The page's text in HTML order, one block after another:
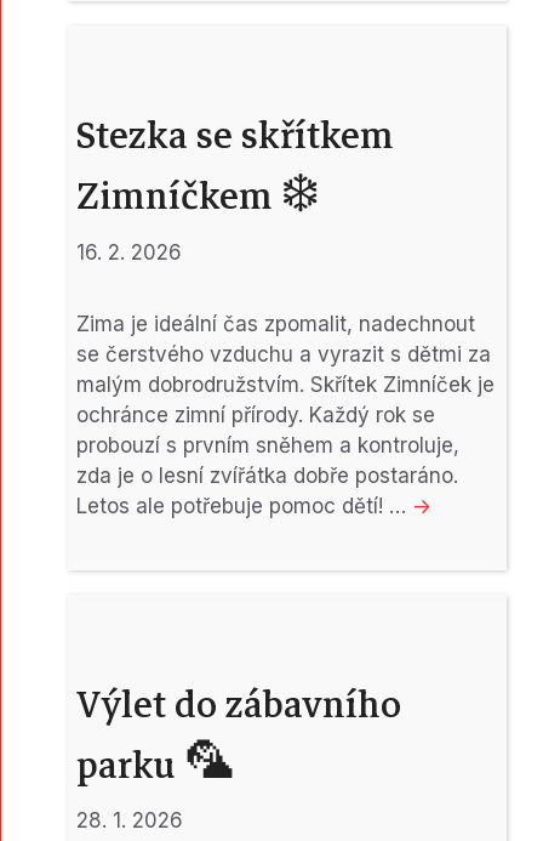
Stezka se skřítkem
Zimníčkem ❄️
16. 2. 2026
Zima je ideální čas zpomalit, nadechnout
se čerstvého vzduchu a vyrazit s dětmi za
malým dobrodružstvím. Skřítek Zimníček je
ochránce zimní přírody. Každý rok se
probouzí s prvním sněhem a kontroluje,
zda je o lesní zvířátka dobře postaráno.
Letos ale potřebuje pomoc dětí! … ->
Výlet do zábavního
parku 🦜
28. 1. 2026